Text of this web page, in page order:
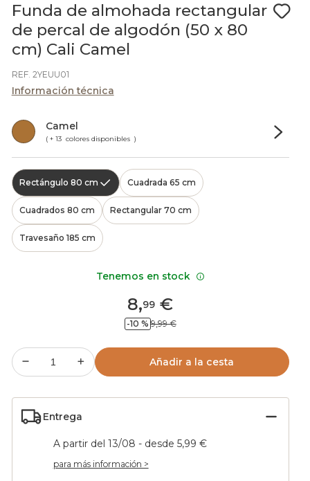
Funda de almohada rectangular
de percal de algodón (50 x 80
cm) Cali Camel
REF. 2YEUU01
Información técnica
Camel
( + 13 colores disponibles )
Rectángulo 80 cm Cuadrada 65 cm
Cuadrados 80 cm Rectangular 70 cm
Travesaño 185 cm
8,99 €
-10 % 9,99 €
Añadir a la cesta
Entrega
A partir del 13/08 - desde 5,99 €
para más información >